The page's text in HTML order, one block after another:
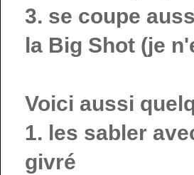
3. se coupe
la Big Shot (je
Voici aussi
1. les sabler
givré